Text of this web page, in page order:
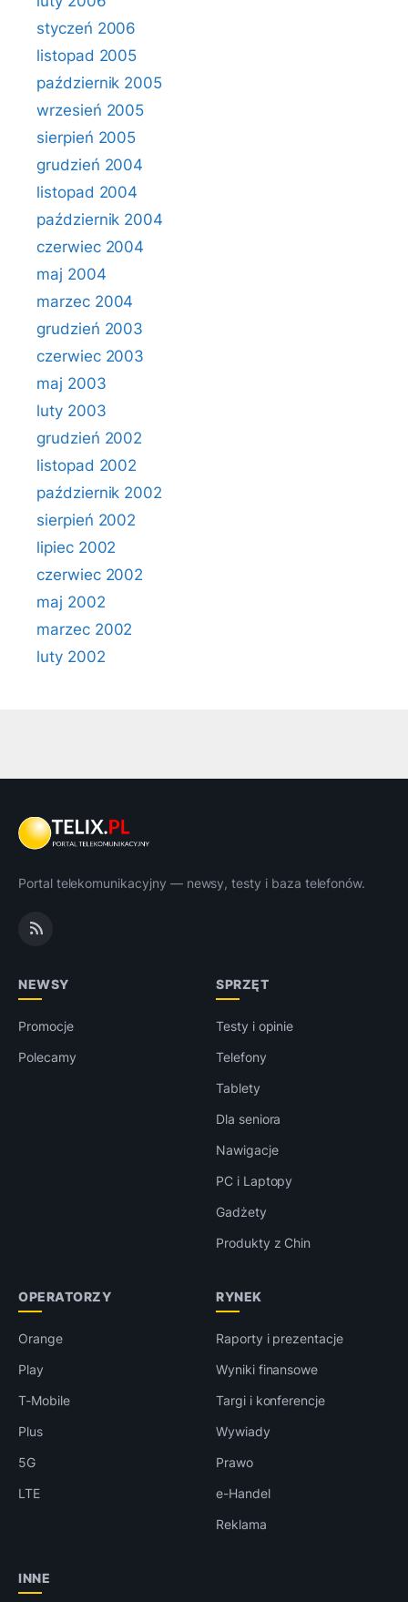
styczeń 2006
listopad 2005
październik 2005
wrzesień 2005
sierpień 2005
grudzień 2004
listopad 2004
październik 2004
czerwiec 2004
maj 2004
marzec 2004
grudzień 2003
czerwiec 2003
maj 2003
luty 2003
grudzień 2002
listopad 2002
październik 2002
sierpień 2002
lipiec 2002
czerwiec 2002
maj 2002
marzec 2002
luty 2002
Portal telekomunikacyjny — newsy, testy i baza telefonów.
NEWSY
Promocje
Polecamy
SPRZĘT
Testy i opinie
Telefony
Tablety
Dla seniora
Nawigacje
PC i Laptopy
Gadżety
Produkty z Chin
OPERATORZY
Orange
Play
T-Mobile
Plus
5G
LTE
RYNEK
Raporty i prezentacje
Wyniki finansowe
Targi i konferencje
Wywiady
Prawo
e-Handel
Reklama
INNE